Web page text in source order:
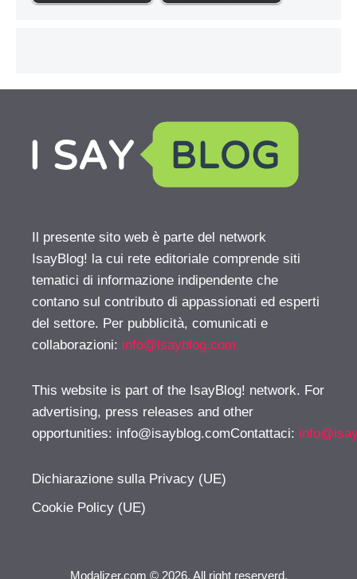
Il presente sito web è parte del network
IsayBlog! la cui rete editoriale comprende siti
tematici di informazione indipendente che
contano sul contributo di appassionati ed esperti
del settore. Per pubblicità, comunicati e
collaborazioni: info@isayblog.com
This website is part of the IsayBlog! network. For
advertising, press releases and other
opportunities: info@isayblog.comContattaci:
Dichiarazione sulla Privacy (UE)
Cookie Policy (UE)
Modalizer.com © 2026. All right reserverd.